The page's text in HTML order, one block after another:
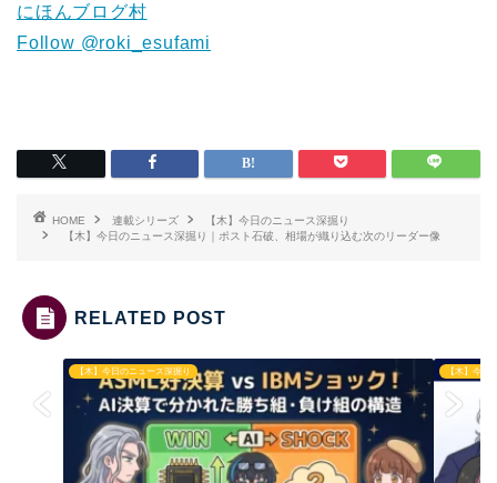
にほんブログ村
Follow @roki_esufami
HOME 連載シリーズ
【木】今日のニュース深掘り
【木】今日のニュース深掘り｜ポスト石破、相場が織り込む次のリーダー像
RELATED POST
【木】今日のニュース深掘り 【木】今日